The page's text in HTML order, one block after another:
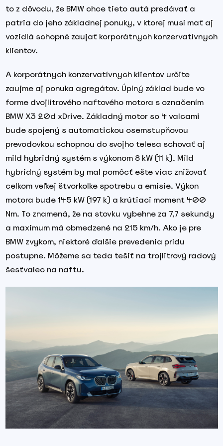
to z dôvodu, že BMW chce tieto autá predávať a
patria do jeho základnej ponuky, v ktorej musí mať aj
vozidlá schopné zaujať korporátnych konzervatívnych
klientov.
A korporátnych konzervatívnych klientov určite
zaujme aj ponuka agregátov. Úplný základ bude vo
forme dvojlitrového naftového motora s označením
BMW X3 20d xDrive. Základný motor so 4 valcami
bude spojený s automatickou osemstupňovou
prevodovkou schopnou do svojho telesa schovať aj
mild hybridný systém s výkonom 8 kW (11 k). Mild
hybridný systém by mal pomôcť ešte viac znižovať
celkom veľkej štvorkolke spotrebu a emisie. Výkon
motora bude 145 kW (197 k) a krútiaci moment 400
Nm. To znamená, že na stovku vybehne za 7,7 sekundy
a maximum má obmedzené na 215 km/h. Ako je pre
BMW zvykom, niektoré ďalšie prevedenia prídu
postupne. Môžeme sa teda tešiť na trojlitrový radový
šesťvalec na naftu.